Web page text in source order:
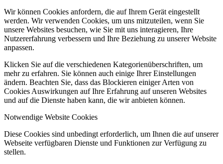
Wir können Cookies anfordern, die auf Ihrem Gerät eingestellt
werden. Wir verwenden Cookies, um uns mitzuteilen, wenn Sie
unsere Websites besuchen, wie Sie mit uns interagieren, Ihre
Nutzererfahrung verbessern und Ihre Beziehung zu unserer Website
anpassen.
Klicken Sie auf die verschiedenen Kategorienüberschriften, um
mehr zu erfahren. Sie können auch einige Ihrer Einstellungen
ändern. Beachten Sie, dass das Blockieren einiger Arten von
Cookies Auswirkungen auf Ihre Erfahrung auf unseren Websites
und auf die Dienste haben kann, die wir anbieten können.
Notwendige Website Cookies
Diese Cookies sind unbedingt erforderlich, um Ihnen die auf unserer
Webseite verfügbaren Dienste und Funktionen zur Verfügung zu
stellen.